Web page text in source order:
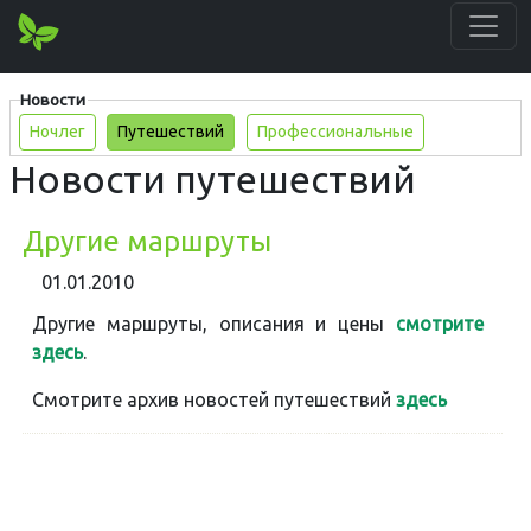
Новости
Ночлег
Путешествий Профессиональные
Новости путешествий
Другие маршруты
01.01.2010
Другие маршруты, описания и цены
смотрите
здесь.
Смотрите архив новостей путешествий здесь